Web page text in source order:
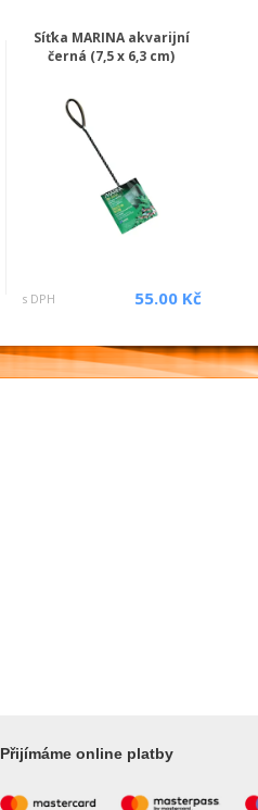
Síťka MARINA akvarijní
černá (7,5 x 6,3 cm)
s DPH 55.00 Kč
Přijímáme online platby